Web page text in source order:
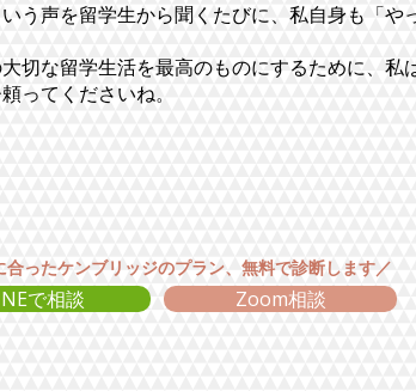
う声を留学生から聞くたびに、私自身も「や
切な留学生活を最高のものにするために、私
ってくださいね。
合ったケンブリッジのプラン、無料で診断します／
で相談 Zoom相談